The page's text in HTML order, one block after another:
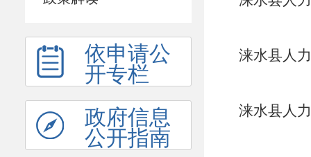
依申请公
开专栏
政府信息
公开指南
涞水县人
涞水县人